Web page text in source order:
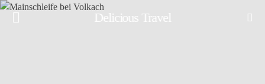
Delicious Travel